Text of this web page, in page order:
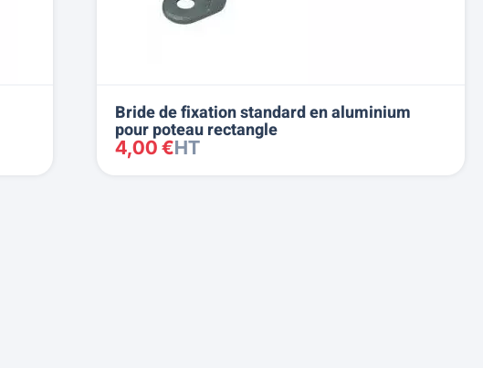
Bride de fixation standard en aluminium
pour poteau rectangle
4,00 €HT